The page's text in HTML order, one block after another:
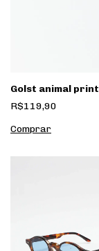
Golst animal print
R$119,90